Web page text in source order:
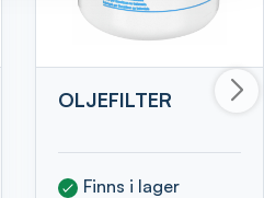
OLJEFILTER
Finns i lager